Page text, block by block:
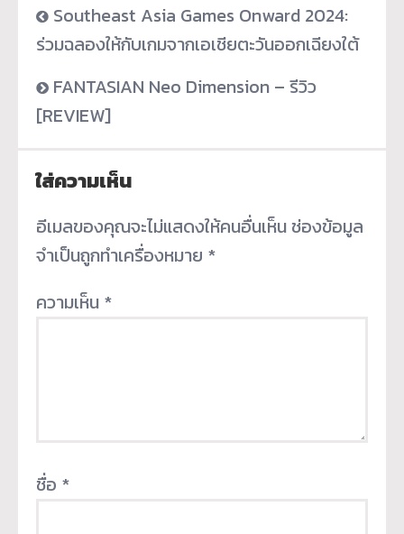
Southeast Asia Games Onward 2024:
ร่วมฉลองให้กับเกมจากเอเชียตะวันออกเฉียงใต้
FANTASIAN Neo Dimension – รีวิว
[REVIEW]
ใส่ความเห็น
อีเมลของคุณจะไม่แสดงให้คนอื่นเห็น ช่องข้อมูล
จำเป็นถูกทำเครื่องหมาย *
ความเห็น *
ชื่อ *